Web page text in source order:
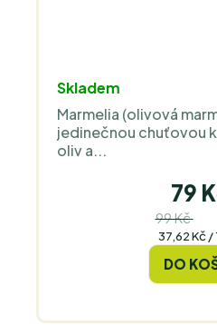
Skladem
Marmelia (olivová
jedinečnou chuťovou
oliv a...
79
99 Kč
Měrná
37,62 Kč /
DO